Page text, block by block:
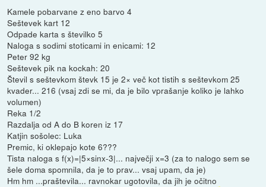
Kamele pobarvane z eno barvo 4
Seštevek kart 12
Odpade karta s številko 5
Naloga s sodimi stoticami in enicami: 12
Peter 92 kg
Seštevek pik na kockah: 20
Števil s seštevkom števk 15 je 2× več kot tistih s seštevkom 25
kvader... 216 (vsaj zdi se mi, da je bilo vprašanje koliko je lahko
volumen)
Reka 1/2
Razdalja od A do B koren iz 17
Katjin sošolec: Luka
Premic, ki oklepajo kote 6???
Tista naloga s f(x)=|5×sinx-3|... največji x=3 (za to nalogo sem se
šele doma spomnila, da je to prav... vsaj upam, da je)
Hm hm ...praštevila... ravnokar ugotovila, da jih je očitno